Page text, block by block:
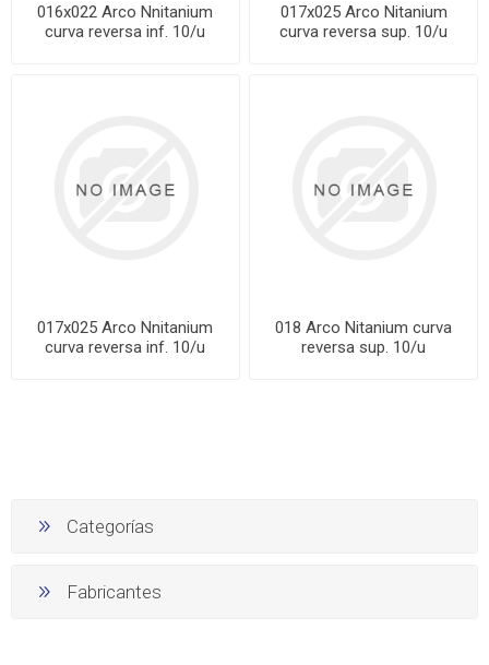
016x022 Arco Nnitanium
curva reversa inf. 10/u
017x025 Arco Nitanium
curva reversa sup. 10/u
017x025 Arco Nnitanium
curva reversa inf. 10/u
018 Arco Nitanium curva
reversa sup. 10/u
Categorías
Fabricantes